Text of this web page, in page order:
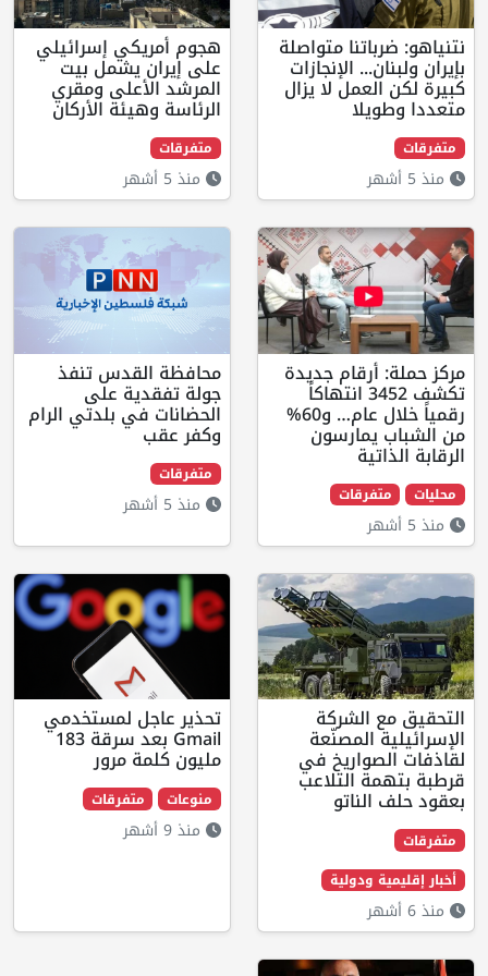
متواصلة
الإنجازات
لا يزال
هجوم أمريكي إسرائيلي
على إيران يشمل بيت
المرشد الأعلى ومقري
الرئاسة وهيئة الأركان
جديدة
تكشف 3452 انتهاكاً
رقمياً خلال عام… و60%
محافظة القدس تنفذ
جولة تفقدية على
الحضانات في بلدتي الرام
وكفر عقب
الشركة
المصنّعة
في
التلاعب
ودولية
تحذير عاجل لمستخدمي
Gmail بعد سرقة 183
مليون كلمة مرور
منوعات متفرقات